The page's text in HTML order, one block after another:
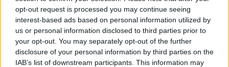
opt-out request is processed you may continue seeing
interest-based ads based on personal information utilized by
us or personal information disclosed to third parties prior to
your opt-out. You may separately opt-out of the further
disclosure of your personal information by third parties on the
IAB’s list of downstream participants. This information may